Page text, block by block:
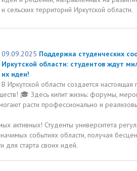
и сельских территорий Иркутской области.
09.09.2025 Поддержка студенческих
Иркутской области: студентов ждут
их идеи!
В Иркутской области создается
🎓 Здесь кипит жизнь: форумы,
расти профессионально и
активных! Студенты университета
событиях области, получая
для старта своих идей.